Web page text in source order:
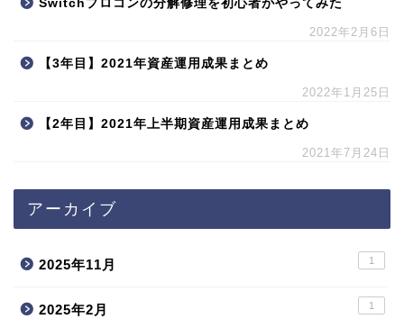
Switchプロコンの分解修理を初心者がやってみた
2022年2月6日
【3年目】2021年資産運用成果まとめ
2022年1月25日
【2年目】2021年上半期資産運用成果まとめ
2021年7月24日
アーカイブ
2025年11月 1
2025年2月 1